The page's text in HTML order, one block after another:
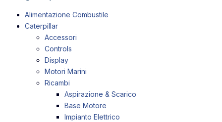
Alimentazione Combustile
Caterpillar
Accessori
Controls
Display
Motori Marini
Ricambi
Aspirazione & Scarico
Base Motore
Impianto Elettrico